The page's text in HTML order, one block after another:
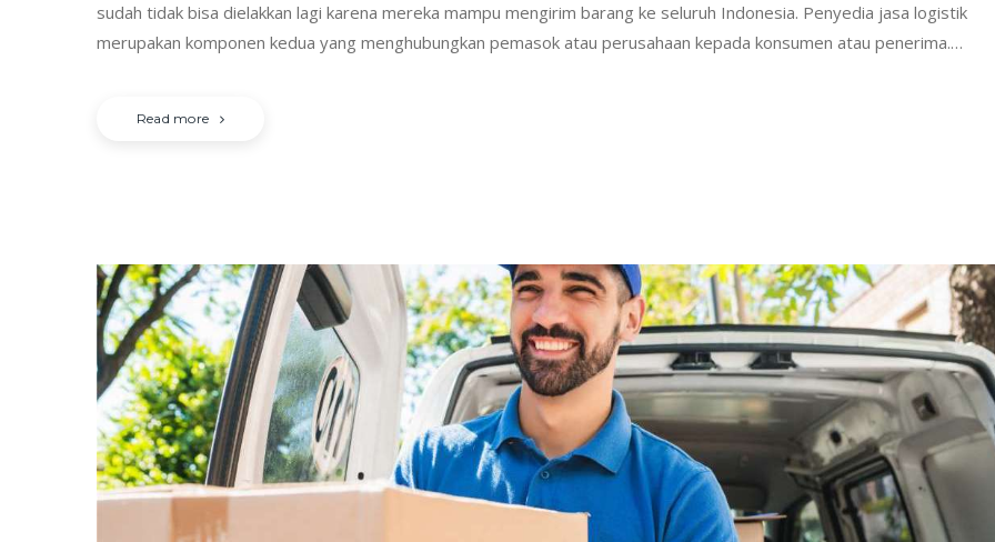
sudah tidak bisa dielakkan lagi karena mereka mampu mengirim barang ke seluruh Indonesia. Penyedia jasa logistik
merupakan komponen kedua yang menghubungkan pemasok atau perusahaan kepada konsumen atau penerima.…
Read more